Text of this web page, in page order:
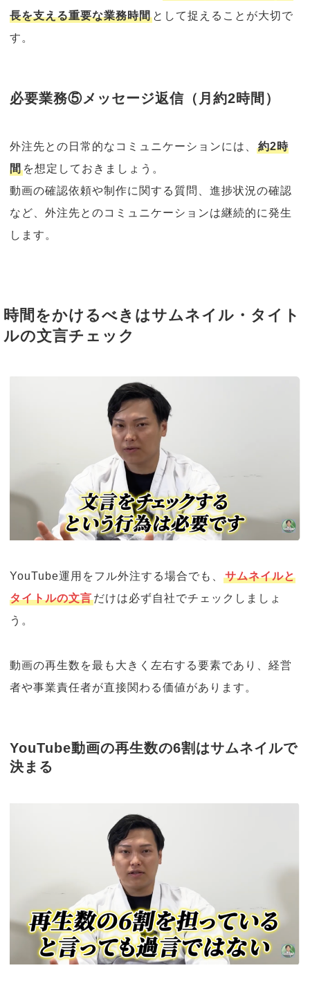
長を支える重要な業務時間 として捉えることが大切で
す。
必要業務⑤メッセージ返信（月約2時間）
外注先との日常的なコミュニケーションには、約2時
間 を想定しておきましょう。
動画の確認依頼や制作に関する質問、進捗状況の確認
など、外注先とのコミュニケーションは継続的に発生
します。
時間をかけるべきはサムネイル・タイト
ルの文言チェック
YouTube運用をフル外注する場合でも、サムネイルと
タイトルの文言だけは必ず自社でチェックしましょ
う。
動画の再生数を最も大きく左右する要素であり、経営
者や事業責任者が直接関わる価値があります。
YouTube動画の再生数の6割はサムネイルで
決まる